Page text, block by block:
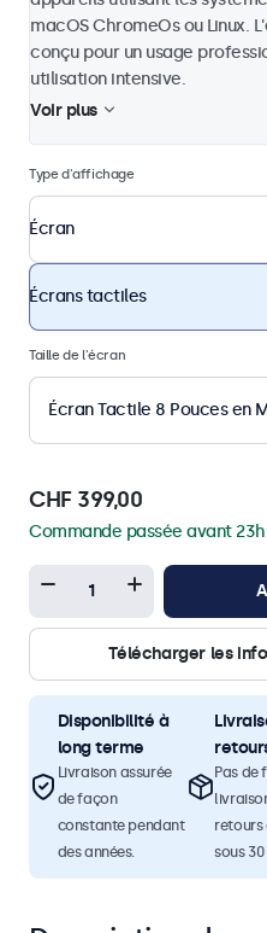
macOS ChromeOs ou Linux.
conçu pour un usage
utilisation intensive.
Voir plus
Type d'affichage
Écran
Écrans tactiles
Taille de l'écran
Écran Tactile 8 Pouces en
CHF 399,00
Commande passée avant
Télécharger les
Disponibilité à
long terme
Livraison assurée
de façon
constante pendant
des années.
Pas de
retours
sous 30